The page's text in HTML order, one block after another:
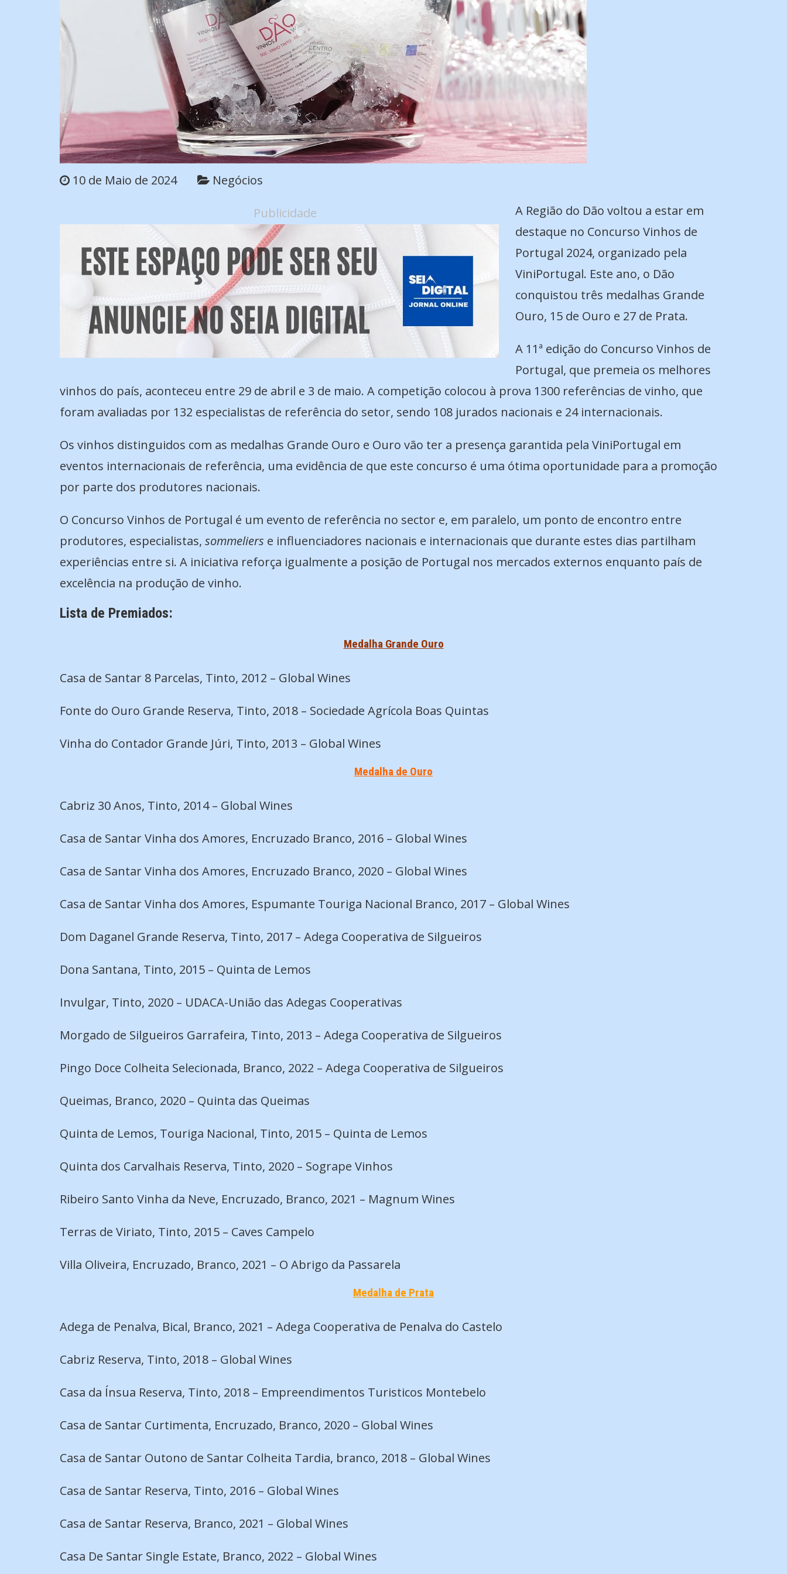
10 de Maio de 2024 Negócios
Publicidade
A Região do Dão voltou a estar em
destaque no Concurso Vinhos de
Portugal 2024, organizado pela
ViniPortugal. Este ano, o Dão
conquistou três medalhas Grande
Ouro, 15 de Ouro e 27 de Prata.
A 11ª edição do Concurso Vinhos de
Portugal, que premeia os melhores
vinhos do país, aconteceu entre 29 de abril e 3 de maio. A competição colocou à prova 1300 referências de vinho, que
foram avaliadas por 132 especialistas de referência do setor, sendo 108 jurados nacionais e 24 internacionais.
Os vinhos distinguidos com as medalhas Grande Ouro e Ouro vão ter a presença garantida pela ViniPortugal em
eventos internacionais de referência, uma evidência de que este concurso é uma ótima oportunidade para a promoção
por parte dos produtores nacionais.
O Concurso Vinhos de Portugal é um evento de referência no sector e, em paralelo, um ponto de encontro entre
produtores, especialistas, sommeliers e influenciadores nacionais e internacionais que durante estes dias partilham
experiências entre si. A iniciativa reforça igualmente a posição de Portugal nos mercados externos enquanto país de
excelência na produção de vinho.
Lista de Premiados:
Medalha Grande Ouro
Casa de Santar 8 Parcelas, Tinto, 2012 – Global Wines
Fonte do Ouro Grande Reserva, Tinto, 2018 – Sociedade Agrícola Boas Quintas
Vinha do Contador Grande Júri, Tinto, 2013 – Global Wines
Medalha de Ouro
Cabriz 30 Anos, Tinto, 2014 – Global Wines
Casa de Santar Vinha dos Amores, Encruzado Branco, 2016 – Global Wines
Casa de Santar Vinha dos Amores, Encruzado Branco, 2020 – Global Wines
Casa de Santar Vinha dos Amores, Espumante Touriga Nacional Branco, 2017 – Global Wines
Dom Daganel Grande Reserva, Tinto, 2017 – Adega Cooperativa de Silgueiros
Dona Santana, Tinto, 2015 – Quinta de Lemos
Invulgar, Tinto, 2020 – UDACA-União das Adegas Cooperativas
Morgado de Silgueiros Garrafeira, Tinto, 2013 – Adega Cooperativa de Silgueiros
Pingo Doce Colheita Selecionada, Branco, 2022 – Adega Cooperativa de Silgueiros
Queimas, Branco, 2020 – Quinta das Queimas
Quinta de Lemos, Touriga Nacional, Tinto, 2015 – Quinta de Lemos
Quinta dos Carvalhais Reserva, Tinto, 2020 – Sogrape Vinhos
Ribeiro Santo Vinha da Neve, Encruzado, Branco, 2021 – Magnum Wines
Terras de Viriato, Tinto, 2015 – Caves Campelo
Villa Oliveira, Encruzado, Branco, 2021 – O Abrigo da Passarela
Medalha de Prata
Adega de Penalva, Bical, Branco, 2021 – Adega Cooperativa de Penalva do Castelo
Cabriz Reserva, Tinto, 2018 – Global Wines
Casa da Ínsua Reserva, Tinto, 2018 – Empreendimentos Turisticos Montebelo
Casa de Santar Curtimenta, Encruzado, Branco, 2020 – Global Wines
Casa de Santar Outono de Santar Colheita Tardia, branco, 2018 – Global Wines
Casa de Santar Reserva, Tinto, 2016 – Global Wines
Casa de Santar Reserva, Branco, 2021 – Global Wines
Casa De Santar Single Estate, Branco, 2022 – Global Wines